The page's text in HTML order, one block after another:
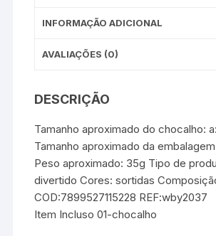
INFORMAÇÃO ADICIONAL
AVALIAÇÕES (0)
DESCRIÇÃO
Tamanho aproximado do chocalho:
Tamanho aproximado da
Peso aproximado: 35g Tipo de
divertido Cores: sortidas
COD:7899527115228 REF:wby2037
Item Incluso 01-chocalho